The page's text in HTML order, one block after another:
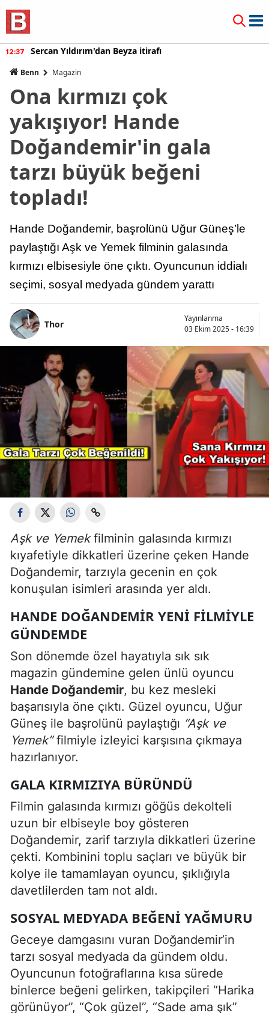
12:20 Burcu Özberk geri döndü!
Benn Magazin
Ona kırmızı çok
yakışıyor! Hande
Doğandemir'in gala
tarzı büyük beğeni
topladı!
Hande Doğandemir, başrolünü Uğur Güneş’le
paylaştığı Aşk ve Yemek filminin galasında
kırmızı elbisesiyle öne çıktı. Oyuncunun iddialı
seçimi, sosyal medyada gündem yarattı
Thor
Yayınlanma
03 Ekim 2025 - 16:39
Aşk ve Yemekfilminin galasında kırmızı
kıyafetiyle dikkatleri üzerine çeken Hande
Doğandemir, tarzıyla gecenin en çok
konuşulan isimleri arasında yer aldı.
HANDE DOĞANDEMIR YENI FILMIYLE
GÜNDEMDE
Son dönemde özel hayatıyla sık sık
magazin gündemine gelen ünlü oyuncu
Hande Doğandemir, bu kez mesleki
başarısıyla öne çıktı. Güzel oyuncu, Uğur
Güneş ile başrolünü paylaştığı “Aşk ve
Yemek”filmiyle izleyici karşısına çıkmaya
hazırlanıyor.
GALA KIRMIZIYA BÜRÜNDÜ
Filmin galasında kırmızı göğüs dekolteli
uzun bir elbiseyle boy gösteren
Doğandemir, zarif tarzıyla dikkatleri üzerine
çekti. Kombinini toplu saçları ve büyük bir
kolye ile tamamlayan oyuncu, şıklığıyla
davetlilerden tam not aldı.
SOSYAL MEDYADA BEĞENI YAĞMURU
Geceye damgasını vuran Doğandemir’in
tarzı sosyal medyada da gündem oldu.
Oyuncunun fotoğraflarına kısa sürede
binlerce beğeni gelirken, takipçileri “Harika
görünüyor”, “Çok güzel”, “Sade ama şık”